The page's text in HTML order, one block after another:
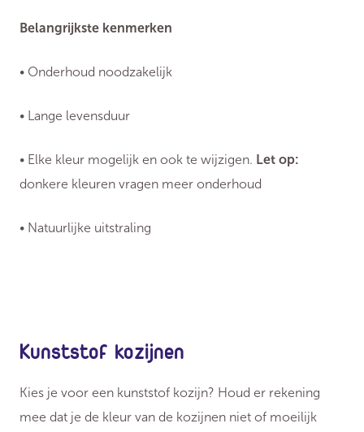
Belangrijkste kenmerken
• Onderhoud noodzakelijk
• Lange levensduur
• Elke kleur mogelijk en ook te wijzigen. Let op:
donkere kleuren vragen meer onderhoud
• Natuurlijke uitstraling
Kunststof kozijnen
Kies je voor een kunststof kozijn? Houd er rekening
mee dat je de kleur van de kozijnen niet of moeilijk